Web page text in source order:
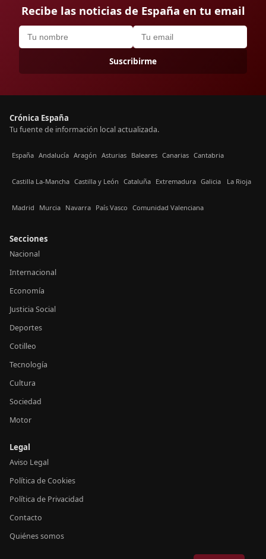
Recibe las noticias de España en tu email
Suscribirme
Crónica España
Tu fuente de información local actualizada.
España Andalucía Aragón Asturias Baleares Canarias Cantabria
Castilla La-Mancha Castilla y León Cataluña Extremadura Galicia La Rioja
Madrid Murcia Navarra País Vasco Comunidad Valenciana
Secciones
Nacional
Internacional
Economía
Justicia Social
Deportes
Cotilleo
Tecnología
Cultura
Sociedad
Motor
Legal
Aviso Legal
Política de Cookies
Política de Privacidad
Contacto
Quiénes somos